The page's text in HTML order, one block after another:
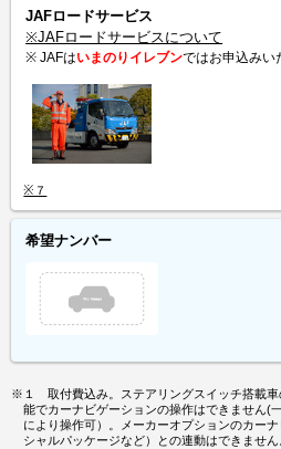
JAFロードサービス
※JAFロードサービスについて
※ JAFはいまのりイレブンではお申込みい
※７
希望ナンバー
※１ 取付費込み。ステアリングスイッチ搭載車
能でカーナビゲーションの操作はできません(
により操作可）。メーカーオプションのカー
シャルパッケージなど）との連動はできません